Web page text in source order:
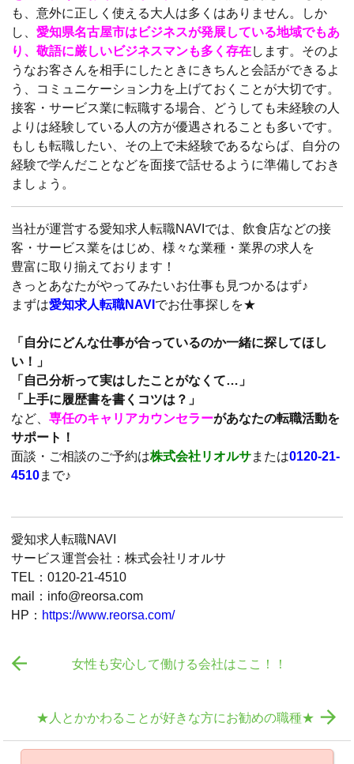
も、意外に正しく使える大人は多くはありません。しか
し、 愛知県名古屋市はビジネスが発展している地域でもあ
り、敬語に厳しいビジネスマンも多く存在します。そのよ
うなお客さんを相手にしたときにきちんと会話ができるよ
う、コミュニケーション力を上げておくことが大切です。
接客・サービス業に転職する場合、どうしても未経験の人
よりは経験している人の方が優遇されることも多いです。
もしも転職したい、その上で未経験であるならば、自分の
経験で学んだことなどを面接で話せるように準備しておき
ましょう。
当社が運営する愛知求人転職NAVIでは、飲食店などの接
客・サービス業をはじめ、様々な業種・業界の求人を
豊富に取り揃えております！
きっとあなたがやってみたいお仕事も見つかるはず♪
まずは愛知求人転職NAVI でお仕事探しを★
「自分にどんな仕事が合っているのか一緒に探してほし
い！」
「自己分析って実はしたことがなくて…」
「上手に履歴書を書くコツは？」
など、 専任のキャリアカウンセラーがあなたの転職活動を
サポート！
面談・ご相談のご予約は株式会社リオルサまたは0120-21-
4510まで♪
愛知求人転職NAVI
サービス運営会社：株式会社リオルサ
TEL：0120-21-4510
mail：info@reorsa.com
HP： https://www.reorsa.com/
 女性も安心して働ける会社はここ！！

★人とかかわることが好きな方にお勧めの職種★